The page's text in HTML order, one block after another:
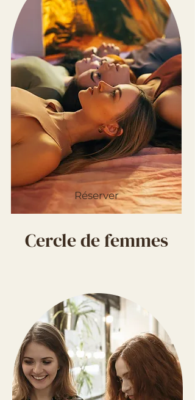
Réserver
Cercle de femmes